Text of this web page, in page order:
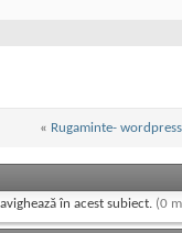
« Rugaminte-
în acest subiect. (0